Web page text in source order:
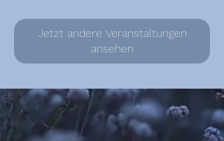
Jetzt andere Veranstaltungen
ansehen